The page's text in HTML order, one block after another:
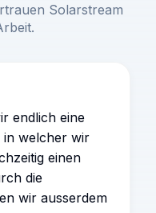
Solarstream
endlich eine
in welcher wir
einen
die
wir ausserdem